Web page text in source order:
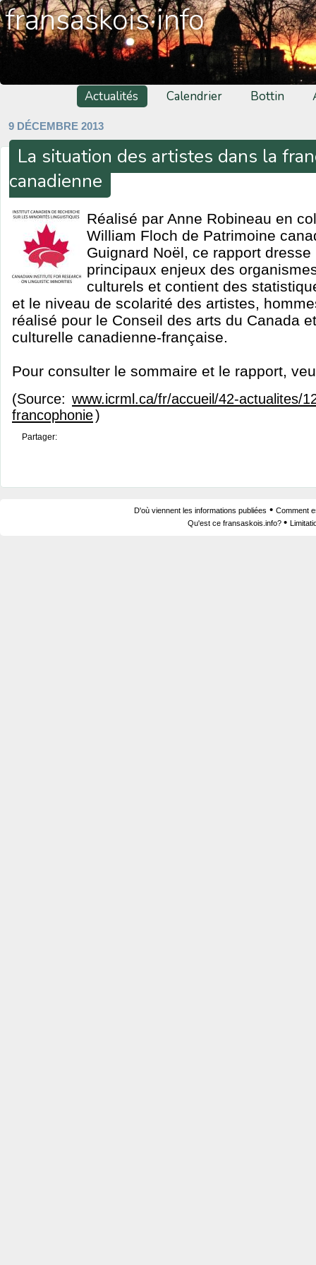
fransaskois·info
Actualités Calendrier Bottin
9 DÉCEMBRE 2013
La situation des artistes dans la
canadienne
Réalisé par Anne Robineau en
William Floch de Patrimoine
Guignard Noël, ce rapport
principaux enjeux des
culturels et contient des
et le niveau de scolarité des artistes,
réalisé pour le Conseil des arts du Canada
culturelle canadienne-française.
Pour consulter le sommaire et le rapport,
(Source: www.icrml.ca/fr/accueil/42-actualites/
francophonie)
Partager:
D'où viennent les informations publiées • Comment
Qu'est ce fransaskois.info? •